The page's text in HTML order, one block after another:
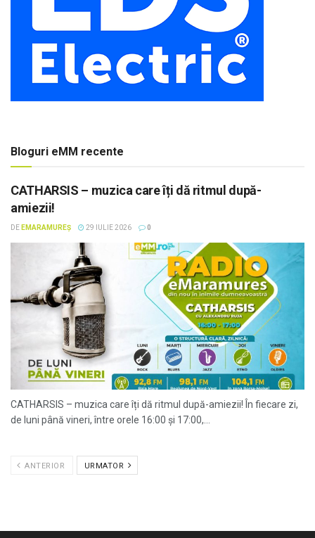
Bloguri eMM recente
CATHARSIS – muzica care îți dă ritmul după-
amiezii!
DE EMARAMUREȘ 29 IULIE 2026 0
CATHARSIS – muzica care îți dă ritmul după-amiezii! În fiecare zi,
de luni până vineri, între orele 16:00 și 17:00,...
ANTERIOR URMATOR